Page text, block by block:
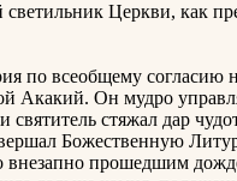
светильник Церкви, как
по всеобщему согласию
Акакий. Он мудро
стяжал дар
Божественную
внезапно прошедшим